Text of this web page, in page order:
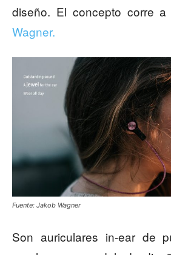
diseño. El concepto corre
Wagner.
Fuente: Jakob Wagner
Son auriculares in-ear de